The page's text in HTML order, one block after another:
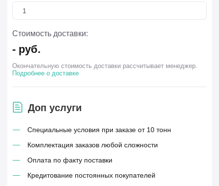
Стоимость доставки:
- руб.
Окончательную стоимость доставки рассчитывает менеджер.
Подробнее о доставке
Доп услуги
Специальные условия при заказе от 10 тонн
Комплектация заказов любой сложности
Оплата по факту поставки
Кредитование постоянных покупателей